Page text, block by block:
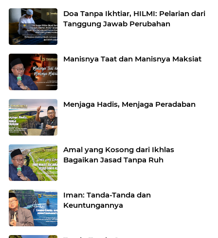
Doa Tanpa Ikhtiar, HILMI: Pelarian dari
Tanggung Jawab Perubahan
Manisnya Taat dan Manisnya Maksiat
Menjaga Hadis, Menjaga Peradaban
Amal yang Kosong dari Ikhlas
Bagaikan Jasad Tanpa Ruh
Iman: Tanda-Tanda dan
Keuntungannya